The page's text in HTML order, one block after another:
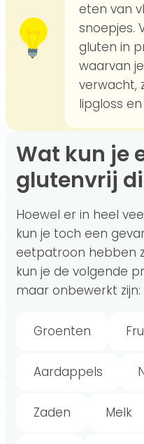
eten van
snoepjes.
gluten in
waarvan
verwacht,
lipgloss
Wat kun je eten bij een
glutenvrij
Hoewel er in heel
kun je toch een
eetpatroon hebben
kun je de volgende
maar onbewerkt zijn:
Groenten
Aardappels
Zaden Melk